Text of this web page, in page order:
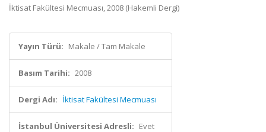
İktisat Fakültesi Mecmuası, 2008 (Hakemli Dergi)
Yayın Türü: Makale / Tam Makale
Basım Tarihi: 2008
Dergi Adı: İktisat Fakültesi Mecmuası
İstanbul Üniversitesi Adresli: Evet